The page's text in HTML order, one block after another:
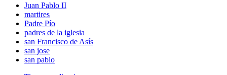
Juan Pablo II
martires
Padre Pío
padres de la iglesia
san Francisco de Asís
san jose
san pablo